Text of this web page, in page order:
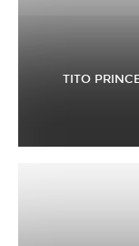
TITO